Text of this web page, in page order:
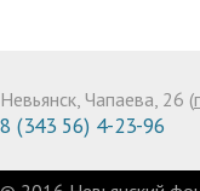
Невьянск, Чапаева, 26 (
8 (343 56) 4-23-96